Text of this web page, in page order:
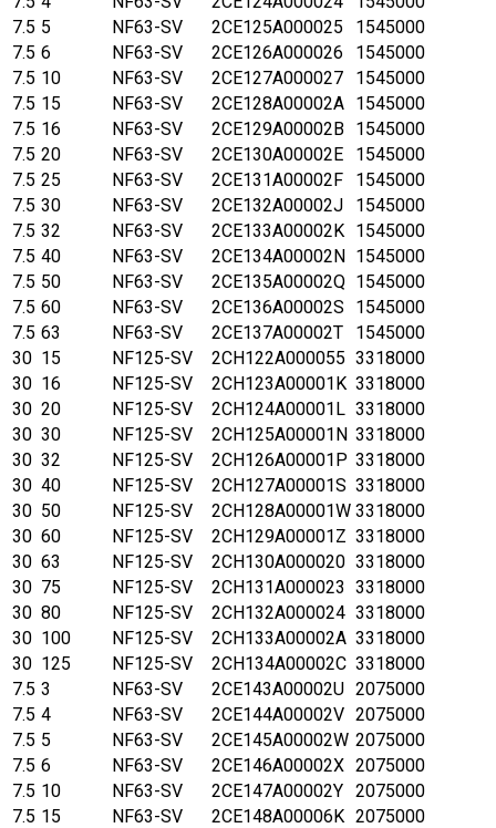
7.5 5 NF63-SV 2CE125A000025
1545000
7.5 6 NF63-SV 2CE126A000026
1545000
7.5 10 NF63-SV 2CE127A000027
1545000
7.5 15 NF63-SV 2CE128A00002A 1545000
7.5 16 NF63-SV 2CE129A00002B 1545000
7.5 20 NF63-SV 2CE130A00002E
1545000
7.5 25 NF63-SV 2CE131A00002F
1545000
7.5 30 NF63-SV 2CE132A00002J
1545000
7.5 32 NF63-SV 2CE133A00002K 1545000
7.5 40 NF63-SV 2CE134A00002N 1545000
7.5 50 NF63-SV 2CE135A00002Q 1545000
7.5 60 NF63-SV 2CE136A00002S
1545000
7.5 63 NF63-SV 2CE137A00002T
1545000
30 15 NF125-SV 2CH122A000055 3318000
30 16 NF125-SV 2CH123A00001K 3318000
30 20 NF125-SV 2CH124A00001L 3318000
30 30 NF125-SV 2CH125A00001N 3318000
30 32 NF125-SV 2CH126A00001P 3318000
30 40 NF125-SV 2CH127A00001S 3318000
30 50 NF125-SV 2CH128A00001W 3318000
30 60 NF125-SV 2CH129A00001Z 3318000
30 63 NF125-SV 2CH130A000020 3318000
30 75 NF125-SV 2CH131A000023 3318000
30 80 NF125-SV 2CH132A000024 3318000
30 100 NF125-SV 2CH133A00002A 3318000
30 125 NF125-SV 2CH134A00002C 3318000
7.5 3 NF63-SV 2CE143A00002U 2075000
7.5 4 NF63-SV 2CE144A00002V 2075000
7.5 5 NF63-SV 2CE145A00002W 2075000
7.5 6 NF63-SV 2CE146A00002X 2075000
7.5 10 NF63-SV 2CE147A00002Y 2075000
7.5 15 NF63-SV 2CE148A00006K 2075000